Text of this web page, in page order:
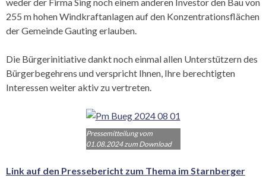
255 m hohen Windkraftanlagen auf den Konzentrationsflächen
der Gemeinde Gauting erlauben.
Die Bürgerinitiative dankt noch einmal allen Unterstützern des
Bürgerbegehrens und verspricht Ihnen, Ihre berechtigten
Interessen weiter aktiv zu vertreten.
Pressemitteilung vom
01.08.2024 zum Download
Link auf den Pressebericht zum Thema im Starnberger